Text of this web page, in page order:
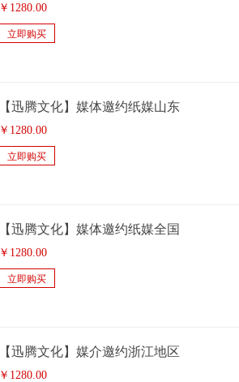
￥ 1280.00
立即购买
【迅腾文化】媒体邀约纸媒山东
￥ 1280.00
立即购买
【迅腾文化】媒体邀约纸媒全国
￥ 1280.00
立即购买
【迅腾文化】媒介邀约浙江地区
￥ 1280.00